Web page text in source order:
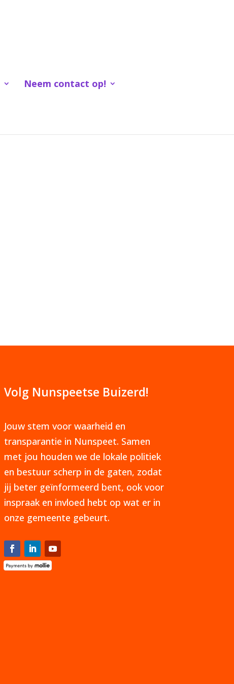
Neem contact op!
Volg Nunspeetse Buizerd!
Jouw stem voor waarheid en
transparantie in Nunspeet. Samen
met jou houden we de lokale politiek
en bestuur scherp in de gaten, zodat
jij beter geïnformeerd bent, ook voor
inspraak en invloed hebt op wat er in
onze gemeente gebeurt.